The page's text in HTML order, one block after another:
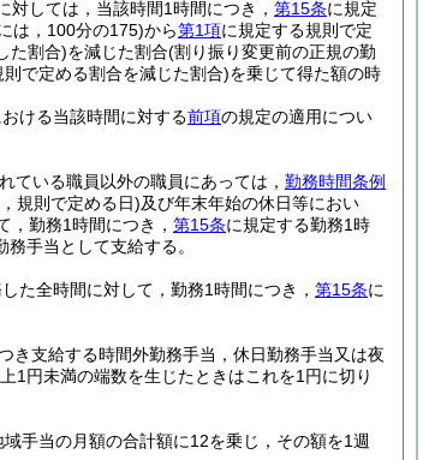
しては，当該時間1時間につき， 第15条に規定
は，100分の175)から第1項に規定する規則で定
た割合)を減じた割合(割り振り変更前の正規の勤
則で定める割合を減じた割合)を乗じて得た額の時
ける当該時間に対する前項の規定の適用につい
ている職員以外の職員にあっては， 勤務時間条例
規則で定める日)及び年末年始の休日等におい
勤務1時間につき， 第15条に規定する勤務1時
手当として支給する。
た全時間に対して，勤務1時間につき， 第15条に
き支給する時間外勤務手当，休日勤務手当又は夜
1円未満の端数を生じたときはこれを1円に切り
手当の月額の合計額に12を乗じ，その額を1週